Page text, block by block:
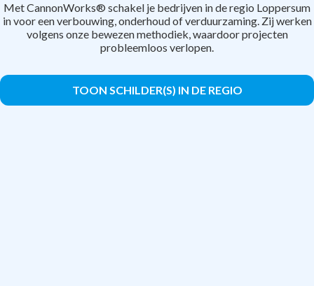
Met CannonWorks® schakel je bedrijven in de regio Loppersum
in voor een verbouwing, onderhoud of verduurzaming. Zij werken
volgens onze bewezen methodiek, waardoor projecten
probleemloos verlopen.
TOON SCHILDER(S) IN DE REGIO